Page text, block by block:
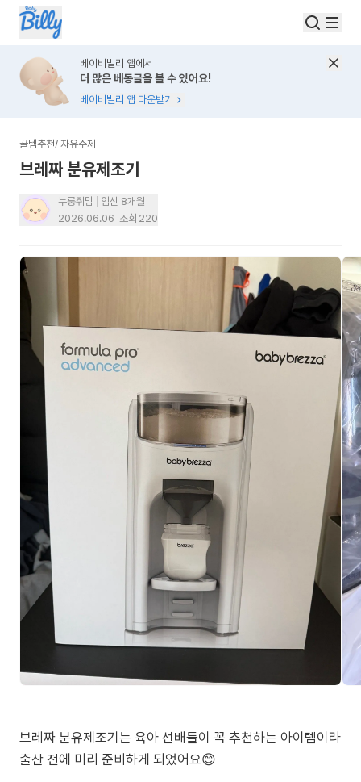
베이비빌리 앱에서
더 많은 베동글을 볼 수 있어요!
베이비빌리 앱 다운받기
꿀템추천/ 자유주제
브레짜 분유제조기
누룽쥐맘
임신 8개월
2026.06.06 조회 220
브레짜 분유제조기는 육아 선배들이 꼭 추천하는 아이템이라
출산 전에 미리 준비하게 되었어요😊